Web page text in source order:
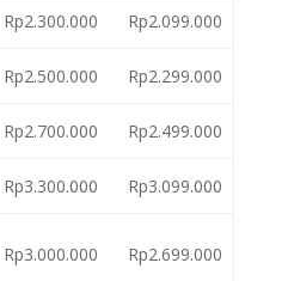
Rp2.300.000 Rp2.099.000
Rp2.500.000 Rp2.299.000
Rp2.700.000 Rp2.499.000
Rp3.300.000 Rp3.099.000
Rp3.000.000 Rp2.699.000